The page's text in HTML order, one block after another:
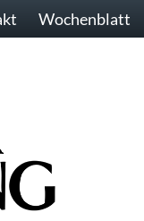
Wochenblatt